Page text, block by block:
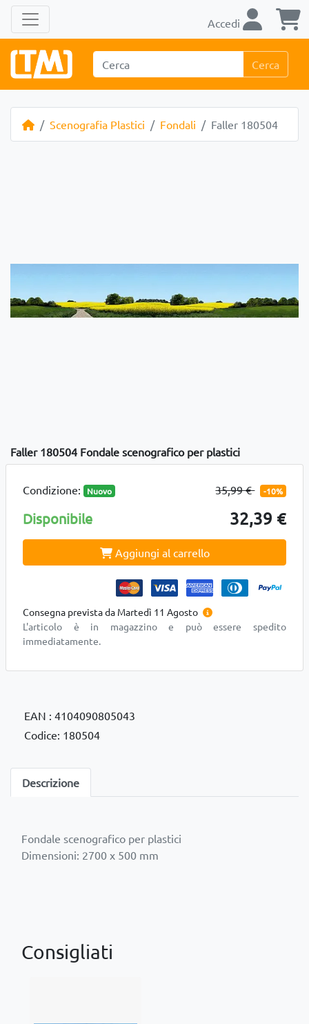
Accedi
Cerca
Scenografia Plastici Fondali Faller 180504
Faller 180504 Fondale scenografico per plastici
Condizione: Nuovo 35,99 € -10%
Disponibile 32,39 €
Aggiungi al carrello
Consegna prevista da Martedì 11 Agosto
L'articolo è in magazzino e può essere spedito
immediatamente.
EAN : 4104090805043
Codice: 180504
Descrizione
Fondale scenografico per plastici
Dimensioni: 2700 x 500 mm
Consigliati